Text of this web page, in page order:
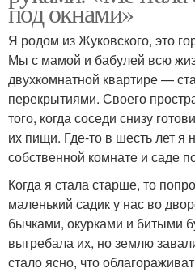
под окнами»
Я родом из Жуковского, это
Мы с мамой и бабулей всю
двухкомнатной квартире —
перекрытиями. Своего
того, когда соседи снизу
их пищи. Где-то в шесть лет я
собственной комнате и саде
Когда я стала старше, то
маленький садик у нас во
бычками, окурками и битыми
выгребала их, но землю
стало ясно, что